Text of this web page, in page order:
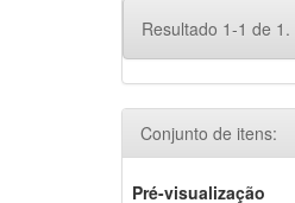
Resultado 1-1 de 1.
Conjunto de itens:
Pré-visualização